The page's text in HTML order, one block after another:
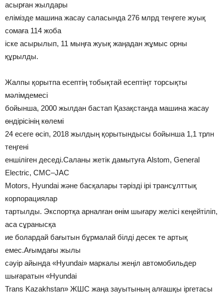
асырған жылдары
елімізде машина жасау саласында 276 млрд теңгеге жуық
сомаға 114 жоба
іске асырылып, 11 мыңға жуық жаңадан жұмыс орны
құрылды.
Жалпы қорытпа есептің тобықтай есептіңт торсықты
мәлімдемесі
бойынша, 2000 жылдан бастап Қазақстанда машина жасау
өндірісінің көлемі
24 есеге өсіп, 2018 жылдың қорытындысы бойынша 1,1 трлн
теңгені
еншіліген деседі.Саланы жетік дамытуға Alstom, General
Electric, СМС–JAC
Motors, Hyundai және басқалары тәрізді ірі трансұлттық
корпорациялар
тартылды. Экспортқа арналған өнім шығару желісі кеңейтіліп,
аса сұранысқа
ие болардай бағытын бұрмалай білді десек те артық
емес.Ағымдағы жылы
сәуір айында «Hyundai» маркалы жеңіл автомобильдер
шығаратын «Hyundai
Trans Kazakhstan» ЖШС жаңа зауытының алғашқы іргетасы